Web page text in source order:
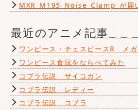
MXR M195 Noise Clamp が届
最近のアニメ記事
ワンピース・チェスピースR メガ
ワンピース食玩をならべてみた
コブラ伝説 サイコガン
コブラ伝説 レディー
コブラ伝説 コブラ